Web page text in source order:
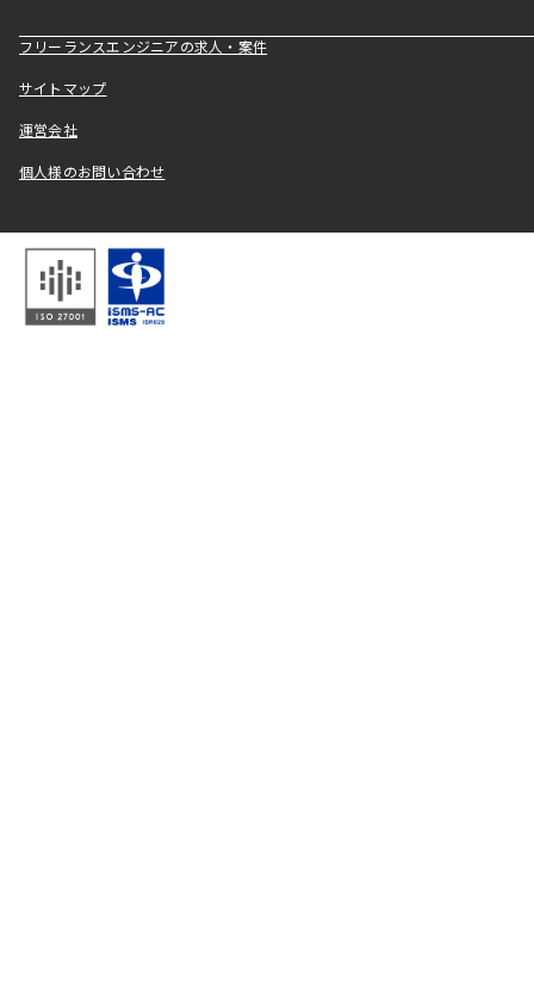
フリーランスエンジニアの求人・案件
サイトマップ
運営会社
個人様のお問い合わせ